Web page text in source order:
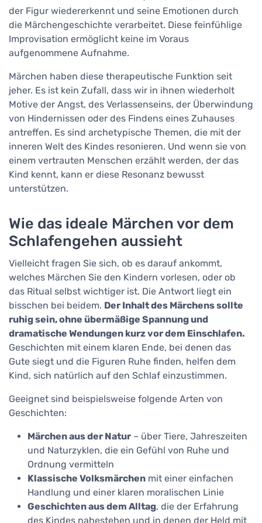
der Figur wiedererkennt und seine Emotionen durch
die Märchengeschichte verarbeitet. Diese feinfühlige
Improvisation ermöglicht keine im Voraus
aufgenommene Aufnahme.
Märchen haben diese therapeutische Funktion seit
jeher. Es ist kein Zufall, dass wir in ihnen wiederholt
Motive der Angst, des Verlassenseins, der Überwindung
von Hindernissen oder des Findens eines Zuhauses
antreffen. Es sind archetypische Themen, die mit der
inneren Welt des Kindes resonieren. Und wenn sie von
einem vertrauten Menschen erzählt werden, der das
Kind kennt, kann er diese Resonanz bewusst
unterstützen.
Wie das ideale Märchen vor dem
Schlafengehen aussieht
Vielleicht fragen Sie sich, ob es darauf ankommt,
welches Märchen Sie den Kindern vorlesen, oder ob
das Ritual selbst wichtiger ist. Die Antwort liegt ein
bisschen bei beidem. Der Inhalt des Märchens sollte
ruhig sein, ohne übermäßige Spannung und
dramatische Wendungen kurz vor dem Einschlafen.
Geschichten mit einem klaren Ende, bei denen das
Gute siegt und die Figuren Ruhe finden, helfen dem
Kind, sich natürlich auf den Schlaf einzustimmen.
Geeignet sind beispielsweise folgende Arten von
Geschichten:
Märchen aus der Natur – über Tiere, Jahreszeiten
und Naturzyklen, die ein Gefühl von Ruhe und
Ordnung vermitteln
Klassische Volksmärchen mit einer einfachen
Handlung und einer klaren moralischen Linie
Geschichten aus dem Alltag, die der Erfahrung
des Kindes nahestehen und in denen der Held mit